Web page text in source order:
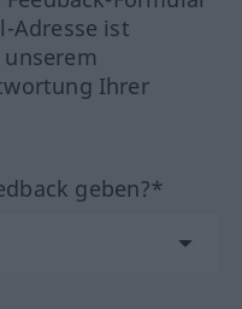
Adresse ist
Ihrer
geben?*